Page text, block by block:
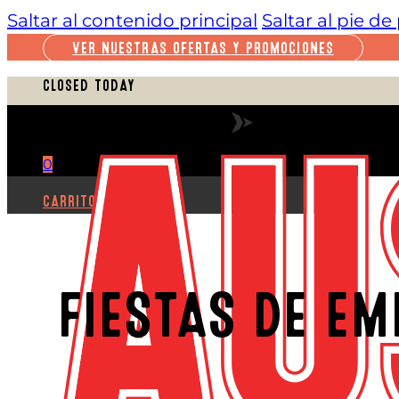
Saltar al contenido principal Saltar al pie de
VER NUESTRAS OFERTAS Y PROMOCIONES
CLOSED TODAY
0
CARRITO
FIESTAS DE